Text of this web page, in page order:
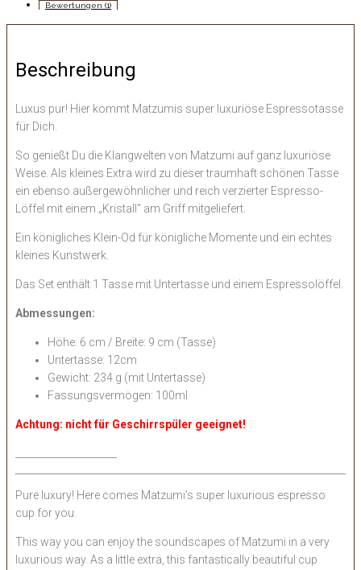
Bewertungen (1)
Beschreibung
Luxus pur! Hier kommt Matzumis super luxuriöse Espressotasse
für Dich.
So genießt Du die Klangwelten von Matzumi auf ganz luxuriöse
Weise. Als kleines Extra wird zu dieser traumhaft schönen Tasse
ein ebenso außergewöhnlicher und reich verzierter Espresso-
Löffel mit einem „Kristall“ am Griff mitgeliefert.
Ein königliches Klein-Od für königliche Momente und ein echtes
kleines Kunstwerk.
Das Set enthält 1 Tasse mit Untertasse und einem Espressolöffel.
Abmessungen:
Höhe: 6 cm / Breite: 9 cm (Tasse)
Untertasse: 12cm
Gewicht: 234 g (mit Untertasse)
Fassungsvermögen: 100ml
Achtung: nicht für Geschirrspüler geeignet!
Pure luxury! Here comes Matzumi’s super luxurious espresso
cup for you.
This way you can enjoy the soundscapes of Matzumi in a very
luxurious way. As a little extra, this fantastically beautiful cup